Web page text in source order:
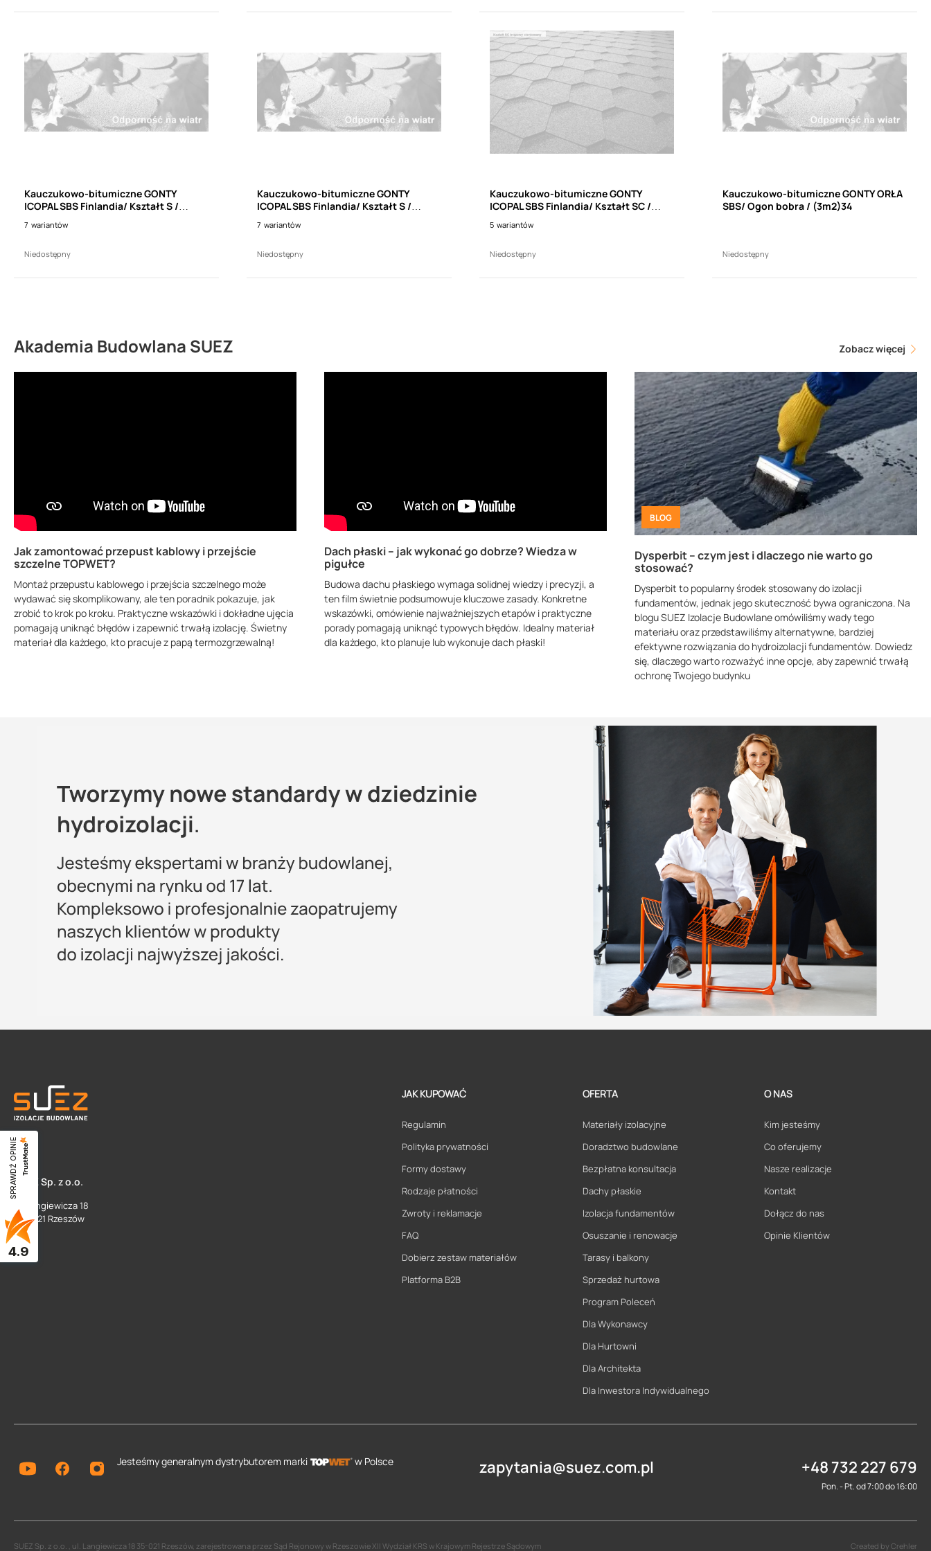
Kauczukowo-bitumiczne GONTY
ICOPAL SBS Finlandia/ Kształt S /
7 wariantów
Niedostępny
Kauczukowo-bitumiczne GONTY
ICOPAL SBS Finlandia/ Kształt S /
7 wariantów
Niedostępny
Kauczukowo-bitumiczne GONTY
ICOPAL SBS Finlandia/ Kształt SC /
5 wariantów
Niedostępny
Kauczukowo-bitumiczne GONTY ORŁA
SBS/ Ogon bobra / (3m2)34
Niedostępny
Akademia Budowlana SUEZ Zobacz więcej
Jak zamontować przepust kablowy i przejście
szczelne TOPWET?
Montaż przepustu kablowego i przejścia szczelnego może
wydawać się skomplikowany, ale ten poradnik pokazuje, jak
zrobić to krok po kroku. Praktyczne wskazówki i dokładne ujęcia
pomagają uniknąć błędów i zapewnić trwałą izolację. Świetny
materiał dla każdego, kto pracuje z papą termozgrzewalną!
Dach płaski – jak wykonać go dobrze? Wiedza w
pigułce
Budowa dachu płaskiego wymaga solidnej wiedzy i precyzji, a
ten film świetnie podsumowuje kluczowe zasady. Konkretne
wskazówki, omówienie najważniejszych etapów i praktyczne
porady pomagają uniknąć typowych błędów. Idealny materiał
dla każdego, kto planuje lub wykonuje dach płaski!
BLOG
Dysperbit – czym jest i dlaczego nie warto go
stosować?
Dysperbit to popularny środek stosowany do izolacji
fundamentów, jednak jego skuteczność bywa ograniczona. Na
blogu SUEZ Izolacje Budowlane omówiliśmy wady tego
materiału oraz przedstawiliśmy alternatywne, bardziej
efektywne rozwiązania do hydroizolacji fundamentów. Dowiedz
się, dlaczego warto rozważyć inne opcje, aby zapewnić trwałą
ochronę Twojego budynku
SUEZ Sp. z o.o.
ul. Langiewicza 18
35 - 021 Rzeszów
JAK KUPOWAĆ
Regulamin
Polityka prywatności
Formy dostawy
Rodzaje płatności
Zwroty i reklamacje
FAQ
Dobierz zestaw materiałów
Platforma B2B
OFERTA
Materiały izolacyjne
Doradztwo budowlane
Bezpłatna konsultacja
Dachy płaskie
Izolacja fundamentów
Osuszanie i renowacje
Tarasy i balkony
Sprzedaż hurtowa
Program Poleceń
Dla Wykonawcy
Dla Hurtowni
Dla Architekta
Dla Inwestora Indywidualnego
O NAS
Kim jesteśmy
Co oferujemy
Nasze realizacje
Kontakt
Dołącz do nas
Opinie Klientów
Jesteśmy generalnym dystrybutorem marki w Polsce zapytania@suez.com.pl +48 732 227 679
Pon. - Pt. od 7:00 do 16:00
SUEZ Sp. z o.o. , ul. Langiewicza 18 35-021 Rzeszów, zarejestrowana przez Sąd Rejonowy w Rzeszowie XII Wydział KRS w Krajowym Rejestrze Sądowym Created by Crehler
SPRAWDŹ OPINIE
4.9